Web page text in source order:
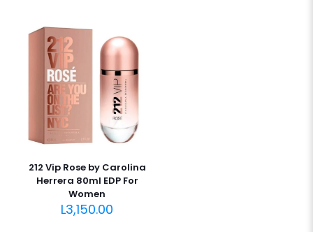
212 Vip Rose by Carolina
Herrera 80ml EDP For
Women
L3,150.00